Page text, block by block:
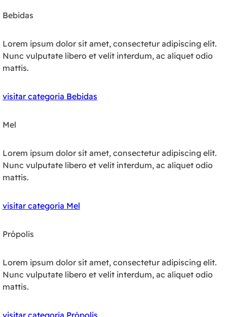
Bebidas
Lorem ipsum dolor sit amet, consectetur adipiscing elit.
Nunc vulputate libero et velit interdum, ac aliquet odio
mattis.
visitar categoria Bebidas
Mel
Lorem ipsum dolor sit amet, consectetur adipiscing elit.
Nunc vulputate libero et velit interdum, ac aliquet odio
mattis.
visitar categoria Mel
Própolis
Lorem ipsum dolor sit amet, consectetur adipiscing elit.
Nunc vulputate libero et velit interdum, ac aliquet odio
mattis.
visitar categoria Própolis